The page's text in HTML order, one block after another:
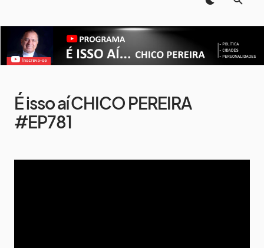
É isso aí CHICO PEREIRA
#EP781